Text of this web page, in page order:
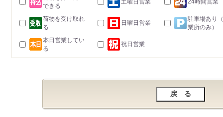
できる
土曜日営業 24時間営業
荷物を受け取れ
る
日曜日営業
駐車場あり
業所のみ）
本日営業してい
る
祝日営業